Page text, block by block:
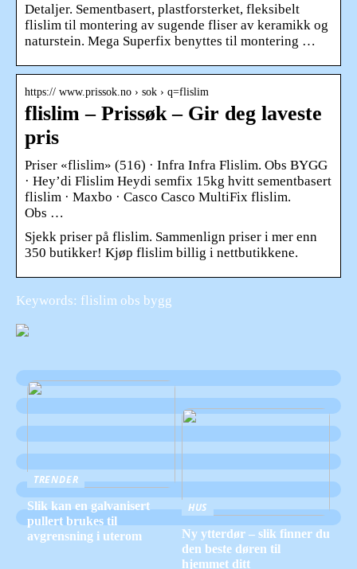
Detaljer. Sementbasert, plastforsterket, fleksibelt
flislim til montering av sugende fliser av keramikk og
naturstein. Mega Superfix benyttes til montering …
https:// www.prissok.no › sok › q=flislim
flislim – Prissøk – Gir deg laveste
pris
Priser «flislim» (516) · Infra Infra Flislim. Obs BYGG
· Hey’di Flislim Heydi semfix 15kg hvitt sementbasert
flislim · Maxbo · Casco Casco MultiFix flislim.
Obs …
Sjekk priser på flislim. Sammenlign priser i mer enn
350 butikker! Kjøp flislim billig i nettbutikkene.
Keywords: flislim obs bygg
TRENDER
Slik kan en galvanisert
pullert brukes til
avgrensning i uterom
HUS
Ny ytterdør – slik finner du
den beste døren til
hjemmet ditt